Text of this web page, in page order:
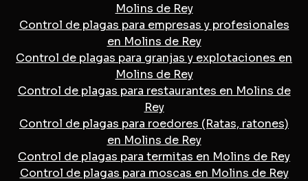
Molins de Rey
Control de plagas para empresas y profesionales
en Molins de Rey
Control de plagas para granjas y explotaciones en
Molins de Rey
Control de plagas para restaurantes en Molins de
Rey
Control de plagas para roedores (Ratas, ratones)
en Molins de Rey
Control de plagas para termitas en Molins de Rey
Control de plagas para moscas en Molins de Rey